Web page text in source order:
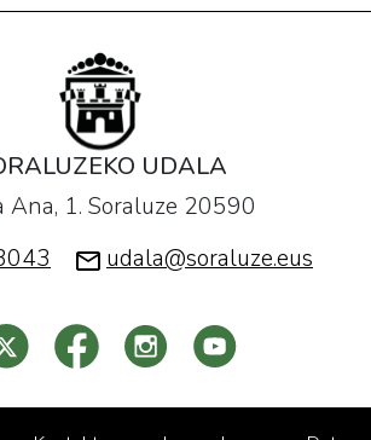
UDALA
Ana, 1. Soraluze 20590
udala@soraluze.eus